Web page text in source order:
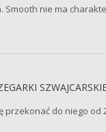
Smooth nie ma
do niego od